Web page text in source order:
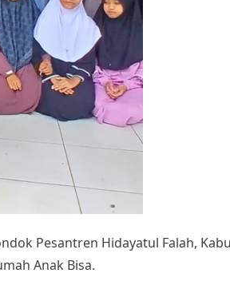
Pesantren Hidayatul Falah,
Anak Bisa.